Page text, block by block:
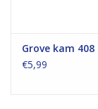
Grove kam 408
€5,99